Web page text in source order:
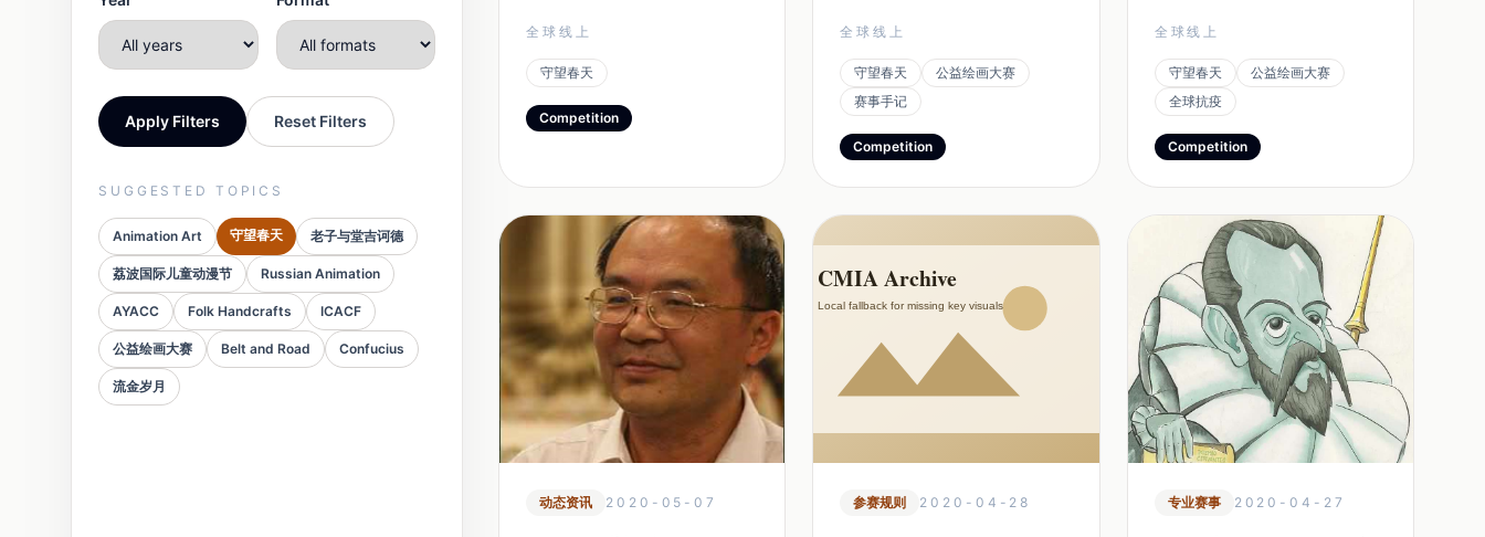
Apply Filters Reset Filters
SUGGESTED TOPICS
Animation Art 守望春天 老子与堂吉诃德
荔波国际儿童动漫节 Russian Animation
AYACC Folk Handcrafts ICACF
公益绘画大赛 Belt and Road Confucius
流金岁月
美好地球等传递正能量的作品 参
赛者需要提供包括两个主题的漫画
全球线上
守望春天
Competition
家发来的作品，有些艺术家还附上
了他们参加这一活动的感言与文
章。组委会认为这一活动的目的与
全球线上
守望春天
公益绘画大赛
赛事手记
Competition
网、贵州日报、堂吉诃德幽默漫画
杂志等海内外不同类型的26家媒
体纷纷刊载大赛征稿的信息，成为
个国家和地区的参赛作品...
全球线上
守望春天
公益绘画大赛
全球抗疫
Competition
动态资讯 2020-05-07 参赛规则 2020-04-28 专业赛事 2020-04-27